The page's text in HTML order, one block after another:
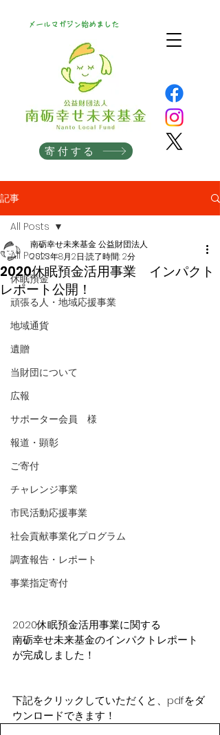
寄付する
メールマガジン始めました
記事
All Posts
休眠預金
頑張る人・地域応援事業
地域通貨
遺贈
当財団について
広報
サポーター会員 様
報道・顕彰
ご寄付
チャレンジ事業
市民活動応援事業
社会貢献事業化プログラム
調査報告・レポート
事業指定寄付
All Posts
2020休眠預金活用事業 インパクト
レポート公開！
南砺幸せ未来基金 公益財団法人
2023年8月2日 読了時間: 2分
2020休眠預金活用事業に関する
南砺幸せ未来基金のインパクトレポート
が完成しました！
下記をクリックしていただくと、pdfをダ
ウンロードできます！